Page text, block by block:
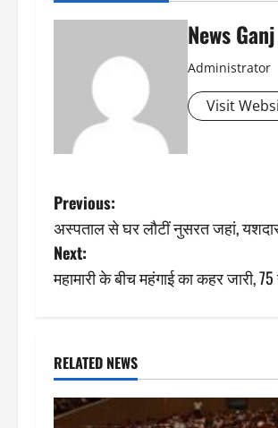
News Ganj
Administrator
Visit
P
o
s
n
a
Previous:
अस्पताल से घर लौटीं नुसरत जहां,
Next:
महामारी के बीच महंगाई का कहर जारी,
RELATED NEWS